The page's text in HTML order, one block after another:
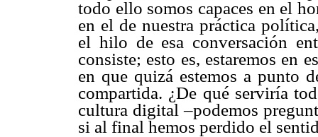
todo ello somos capaces en el
en el de nuestra práctica
el hilo de esa conversación
consiste; esto es, estaremos en
en que quizá estemos a punto
compartida. ¿De qué serviría
cultura digital –podemos
si al final hemos perdido el